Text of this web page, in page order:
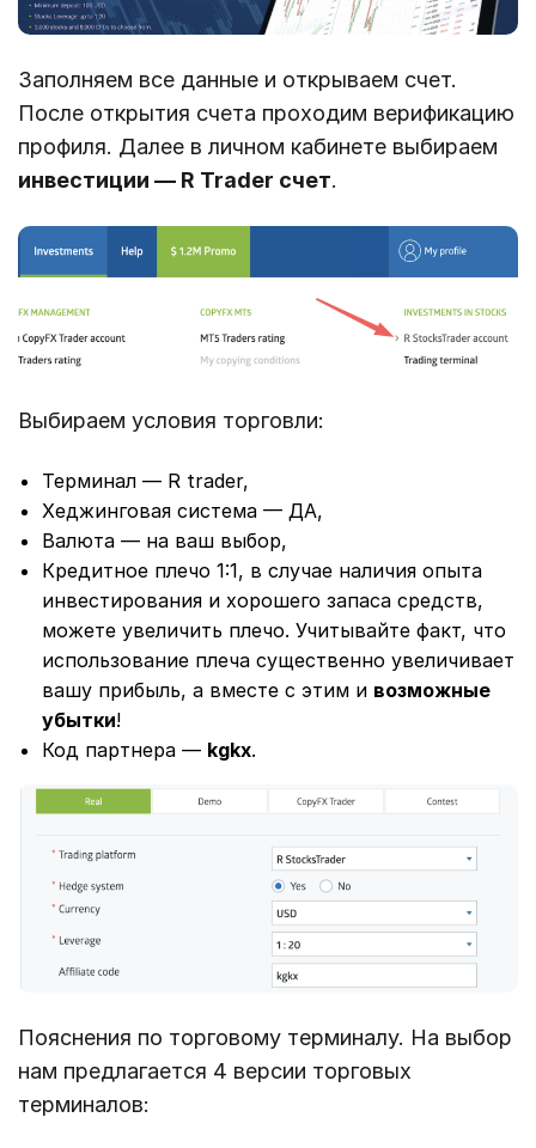
Заполняем все данные и открываем счет.
После открытия счета проходим верификацию
профиля. Далее в личном кабинете выбираем
инвестиции — R Trader счет.
Выбираем условия торговли:
Терминал — R trader,
Хеджинговая система — ДА,
Валюта — на ваш выбор,
Кредитное плечо 1:1, в случае наличия опыта
инвестирования и хорошего запаса средств,
можете увеличить плечо. Учитывайте факт, что
использование плеча существенно увеличивает
вашу прибыль, а вместе с этим и возможные
убытки!
Код партнера — kgkx.
Пояснения по торговому терминалу. На выбор
нам предлагается 4 версии торговых
терминалов: